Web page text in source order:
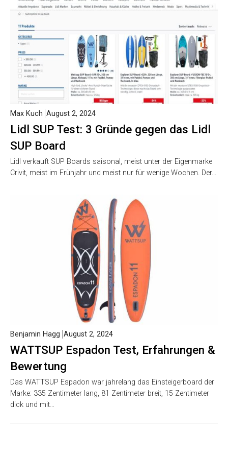
Lidl SUP Test: 3 Gründe gegen das Lidl
SUP Board
Max Kuch August 2, 2024
Lidl verkauft SUP Boards saisonal, meist unter der Eigenmarke
Crivit, meist im Frühjahr und meist nur für wenige Wochen. Der…
WATTSUP Espadon Test, Erfahrungen &
Bewertung
Benjamin Hagg August 2, 2024
Das WATTSUP Espadon war jahrelang das Einsteigerboard der
Marke: 335 Zentimeter lang, 81 Zentimeter breit, 15 Zentimeter
dick und mit…